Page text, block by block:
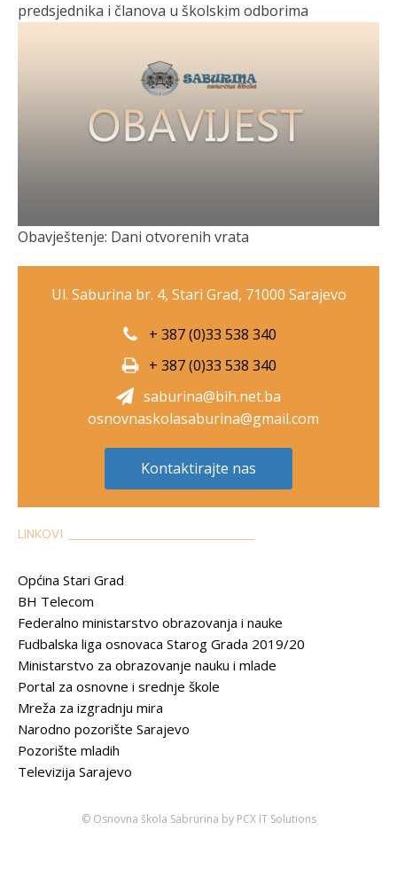
predsjednika i članova u školskim odborima
Obavještenje: Dani otvorenih vrata
Ul. Saburina br. 4, Stari Grad, 71000 Sarajevo
+ 387 (0)33 538 340
+ 387 (0)33 538 340
saburina@bih.net.ba
osnovnaskolasaburina@gmail.com
Kontaktirajte nas
LINKOVI __________________________________________
Općina Stari Grad
BH Telecom
Federalno ministarstvo obrazovanja i nauke
Fudbalska liga osnovaca Starog Grada 2019/20
Ministarstvo za obrazovanje nauku i mlade
Portal za osnovne i srednje škole
Mreža za izgradnju mira
Narodno pozorište Sarajevo
Pozorište mladih
Televizija Sarajevo
© Osnovna škola Sabrurina by PCX IT Solutions